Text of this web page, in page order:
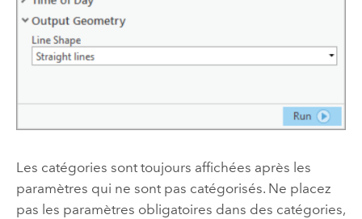
Les catégories sont toujours affichées après les
paramètres qui ne sont pas catégorisés. Ne placez
pas les paramètres obligatoires dans des catégories,